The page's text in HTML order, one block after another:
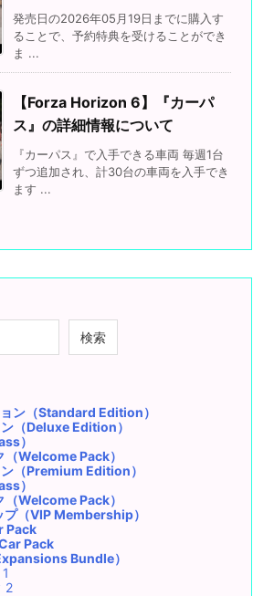
発売日の2026年05月19日までに購入す
ることで、予約特典を受けることができ
ま ...
【Forza Horizon 6】『カーパ
ス』の詳細情報について
『カーパス』で入手できる車両 毎週1台
ずつ追加され、計30台の車両を入手でき
ます ...
検索
ン（Standard Edition）
（Deluxe Edition）
）
（Welcome Pack）
（Premium Edition）
）
（Welcome Pack）
プ（VIP Membership）
Pack
Pack
Bundle）
1
2